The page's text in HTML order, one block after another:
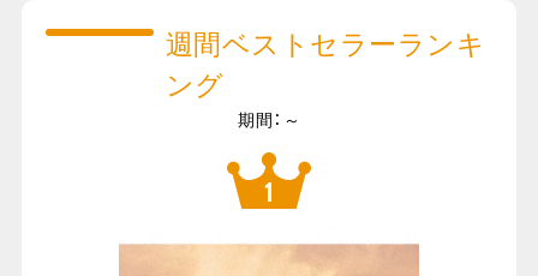
週間ベストセラーランキ
ング
期間：～